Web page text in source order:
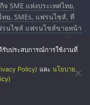
SME แห่งประเทศไทย,
ทย, SMEs, แฟรนไชส์, ที่
นไชส์ แฟรนไชส์ขายหน้า
ทุนและขยายสาขาแฟรน
รับเปิดร้าน ปรึกษาฟรี,
รับประสบการณ์การใช้งานที่
Policy) และ นโยบาย